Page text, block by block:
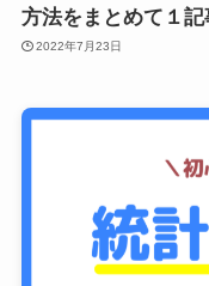
方法をまとめて１記
2022年7月23日